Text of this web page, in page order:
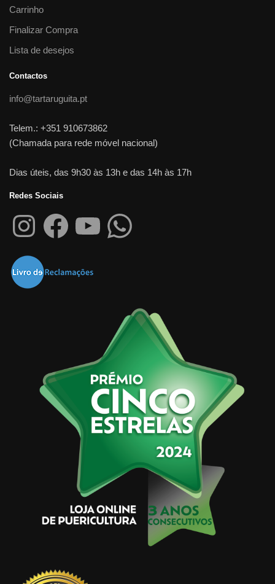
Carrinho
Finalizar Compra
Lista de desejos
Contactos
info@tartaruguita.pt
Telem.: +351 910673862
(Chamada para rede móvel nacional)
Dias úteis, das 9h30 às 13h e das 14h às 17h
Redes Sociais